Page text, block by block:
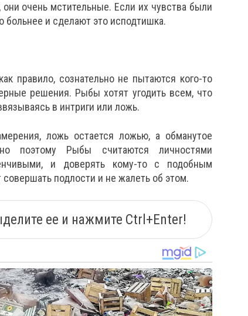
очень мстительные. Если их чувства были
больнее и сделают это исподтишка.
правило, сознательно не пытаются кого-то
решения. Рыбы хотят угодить всем, что
в интриги или ложь.
ложь остается ложью, а обманутое
поэтому Рыбы считаются личностями
и доверять кому-то с подобным
подлости и не жалеть об этом.
ее и нажмите Ctrl+Enter!